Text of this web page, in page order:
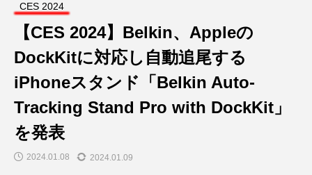
CES 2024
【CES 2024】Belkin、Appleの
DockKitに対応し自動追尾する
iPhoneスタンド「Belkin Auto-
Tracking Stand Pro with DockKit」
を発表
2024.01.08 2024.01.09